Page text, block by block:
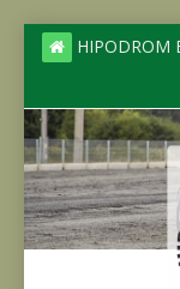
HIPODROM